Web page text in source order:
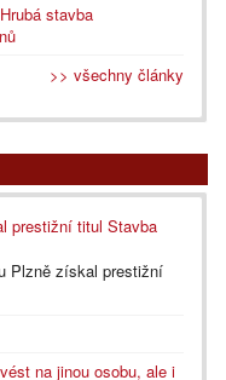
stavba
>> všechny články
prestižní titul Stavba
Plzně získal prestižní
na jinou osobu, ale i